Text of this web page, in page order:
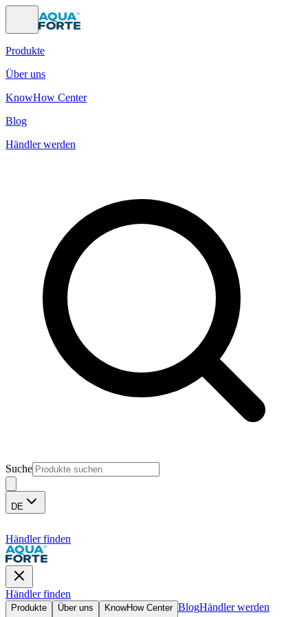
Produkte
Über uns
KnowHow Center
Blog
Händler werden
Suche
DE
Händler finden
Händler finden
Produkte Über uns KnowHow Center BlogHändler werden